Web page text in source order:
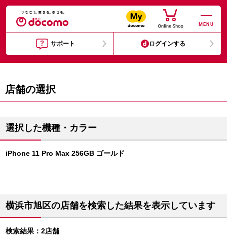
MENU
サポート ログインする
店舗の選択
選択した機種・カラー
iPhone 11 Pro Max 256GB ゴールド
横浜市旭区の店舗を検索した結果を表示しています
検索結果：2店舗